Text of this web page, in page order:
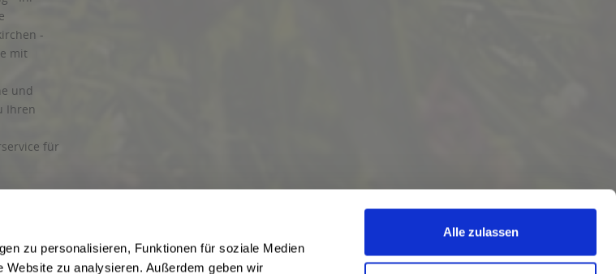
zu personalisieren, Funktionen für soziale Medien
zu analysieren. Außerdem geben wir
Alle zulassen
-
mit
und
Ihren
für